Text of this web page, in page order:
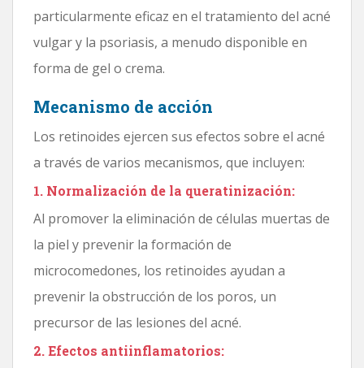
particularmente eficaz en el tratamiento del acné
vulgar y la psoriasis, a menudo disponible en
forma de gel o crema.
Mecanismo de acción
Los retinoides ejercen sus efectos sobre el acné
a través de varios mecanismos, que incluyen:
1. Normalización de la queratinización:
Al promover la eliminación de células muertas de
la piel y prevenir la formación de
microcomedones, los retinoides ayudan a
prevenir la obstrucción de los poros, un
precursor de las lesiones del acné.
2. Efectos antiinflamatorios: